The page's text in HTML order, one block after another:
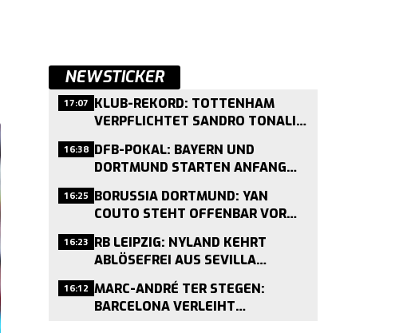
NEWSTICKER
17:07 KLUB-REKORD: TOTTENHAM
VERPFLICHTET SANDRO TONALI
16:38 DFB-POKAL: BAYERN UND
DORTMUND STARTEN ANFANG
16:25 BORUSSIA DORTMUND: YAN
COUTO STEHT OFFENBAR VOR
16:23 RB LEIPZIG: NYLAND KEHRT
ABLÖSEFREI AUS SEVILLA
16:12 MARC-ANDRÉ TER STEGEN:
BARCELONA VERLEIHT